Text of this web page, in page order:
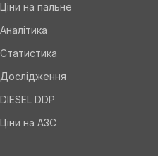
Ціни на пальне
Аналітика
Статистика
Дослідження
DIESEL DDP
Ціни на АЗС